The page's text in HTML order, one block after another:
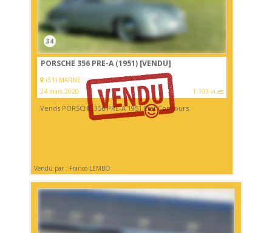
34
PORSCHE 356 PRE-A (1951) [VENDU]
(51) MARNE
24 mars 2020
1 103 vues
Vends PORSCHE 356 PRE-A 1951 Etat Concours.
Vendu par : Franco LEMBO